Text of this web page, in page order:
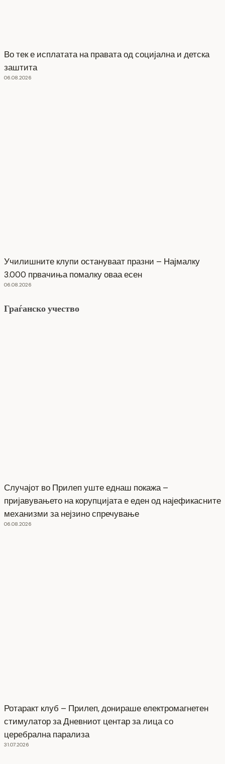
Во тек е исплатата на правата од социјална и детска
заштита
06.08.2026
Училишните клупи остануваат празни – Најмалку
3.000 првачиња помалку оваа есен
06.08.2026
Граѓанско учество
Случајот во Прилеп уште еднаш покажа –
пријавувањето на корупцијата е еден од најефикасните
механизми за нејзино спречување
06.08.2026
Ротаракт клуб – Прилеп, донираше електромагнетен
стимулатор за Дневниот центар за лица со
церебрална парализа
31.07.2026